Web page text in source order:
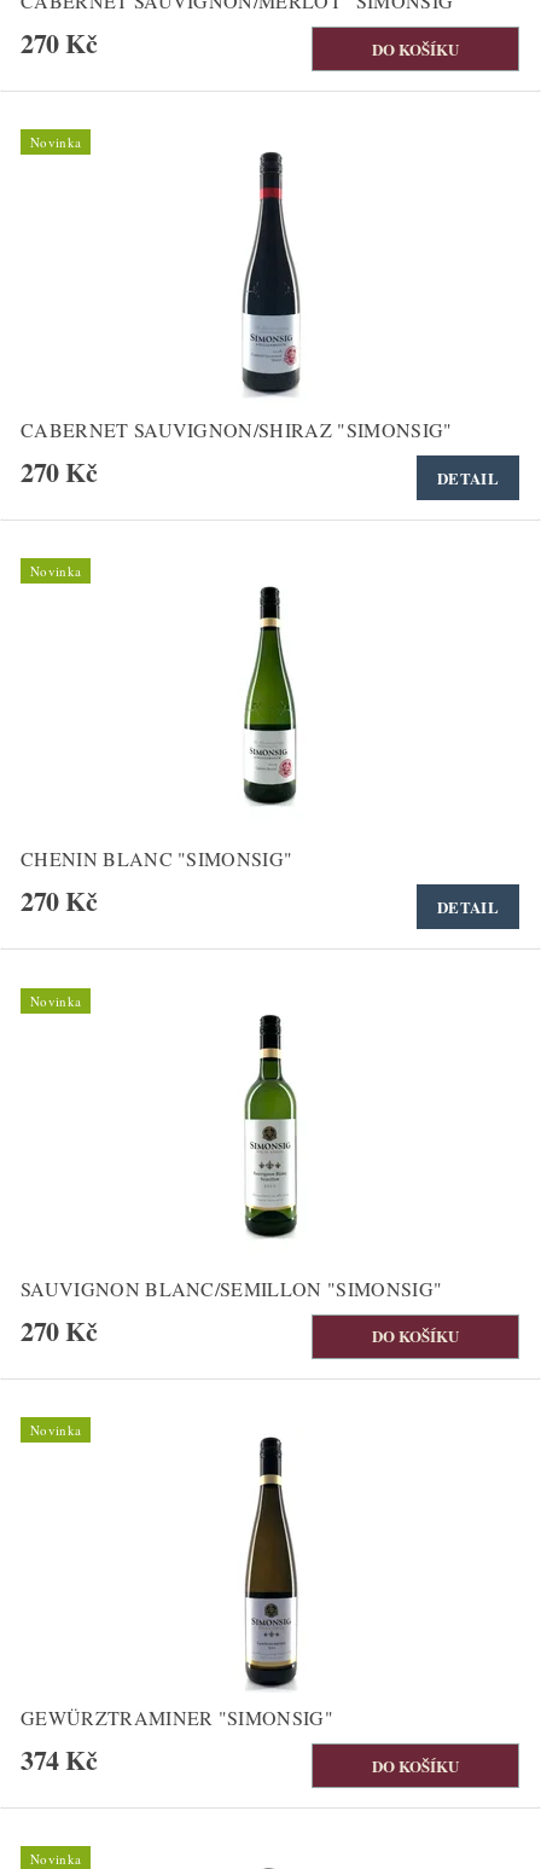
270 Kč
Novinka
CABERNET SAUVIGNON/SHIRAZ "SIMONSIG"
270 Kč DETAIL
Novinka
CHENIN BLANC "SIMONSIG"
270 Kč DETAIL
Novinka
SAUVIGNON BLANC/SEMILLON "SIMONSIG"
270 Kč
Novinka
GEWÜRZTRAMINER "SIMONSIG"
374 Kč
Novinka